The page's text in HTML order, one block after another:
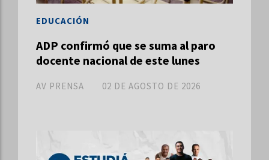
ADP confirmó que se suma al paro
docente nacional de este lunes
AV PRENSA
EDUCACIÓN
02 DE AGOSTO DE 2026